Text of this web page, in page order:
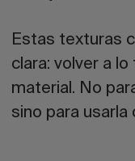
Estas texturas
clara: volver a lo
material. No
sino para usarla